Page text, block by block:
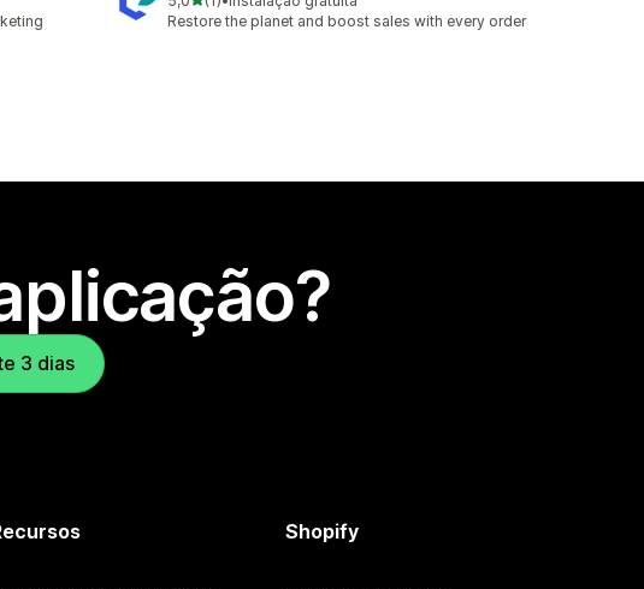
1 total de avaliações
Restore the planet and boost sales with every order
3 dias
Shopify